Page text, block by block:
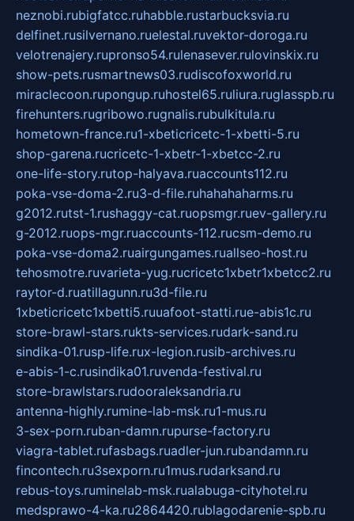
neznobi.rubigfatcc.ruhabble.rustarbucksvia.ru
delfinet.rusilvernano.ruelestal.ruvektor-doroga.ru
velotrenajery.rupronso54.rulenasever.rulovinskix.ru
show-pets.rusmartnews03.rudiscofoxworld.ru
miraclecoon.rupongup.ruhostel65.ruliura.ruglasspb.ru
firehunters.rugribowo.rugnalis.rubulkitula.ru
hometown-france.ru1-xbeticricetc-1-xbetti-5.ru
shop-garena.rucricetc-1-xbetr-1-xbetcc-2.ru
one-life-story.rutop-halyava.ruaccounts112.ru
poka-vse-doma-2.ru3-d-file.ruhahahaharms.ru
g2012.rutst-1.rushaggy-cat.ruopsmgr.ruev-gallery.ru
g-2012.ruops-mgr.ruaccounts-112.rucsm-demo.ru
poka-vse-doma2.ruairgungames.ruallseo-host.ru
tehosmotre.ruvarieta-yug.rucricetc1xbetr1xbetcc2.ru
raytor-d.ruatillagunn.ru3d-file.ru
1xbeticricetc1xbetti5.ruuafoot-statti.rue-abis1c.ru
store-brawl-stars.rukts-services.rudark-sand.ru
sindika-01.rusp-life.rux-legion.rusib-archives.ru
e-abis-1-c.rusindika01.ruvenda-festival.ru
store-brawlstars.rudooraleksandria.ru
antenna-highly.rumine-lab-msk.ru1-mus.ru
3-sex-porn.ruban-damn.rupurse-factory.ru
viagra-tablet.rufasbags.ruadler-jun.rubandamn.ru
fincontech.ru3sexporn.ru1mus.rudarksand.ru
rebus-toys.ruminelab-msk.rualabuga-cityhotel.ru
medsprawo-4-ka.ru2864420.rublagodarenie-spb.ru